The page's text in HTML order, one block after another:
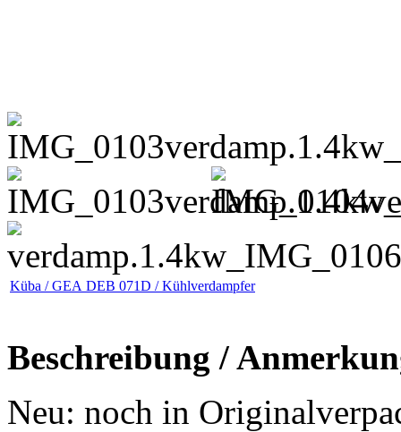
Küba / GEA DEB 071D / Kühlverdampfer
Beschreibung /
Neu: noch in